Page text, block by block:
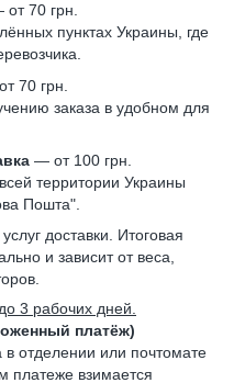
70 грн.
пунктах Украины, где
70 грн.
заказа в удобном для
— от 100 грн.
территории Украины
Пошта".
доставки. Итоговая
и зависит от веса,
3 рабочих дней.
платёж)
отделении или почтомате
платеже взимается